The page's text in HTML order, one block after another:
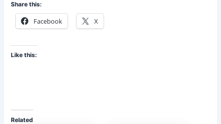
Share this:
Facebook X
Like this:
Related